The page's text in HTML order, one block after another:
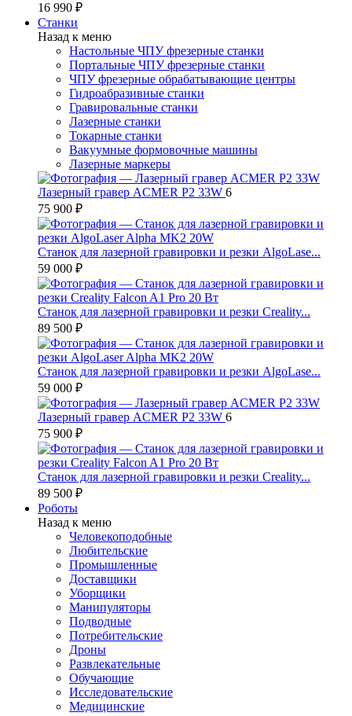
16 990 ₽
Станки
Назад к меню
Настольные ЧПУ фрезерные станки
Портальные ЧПУ фрезерные станки
ЧПУ фрезерные обрабатывающие центры
Гидроабразивные станки
Гравировальные станки
Лазерные станки
Токарные станки
Вакуумные формовочные машины
Лазерные маркеры
Лазерный гравер ACMER P2 33W 6
75 900 ₽
Станок для лазерной гравировки и резки AlgoLase...
59 000 ₽
Станок для лазерной гравировки и резки Creality...
89 500 ₽
Станок для лазерной гравировки и резки AlgoLase...
59 000 ₽
Лазерный гравер ACMER P2 33W 6
75 900 ₽
Станок для лазерной гравировки и резки Creality...
89 500 ₽
Роботы
Назад к меню
Человекоподобные
Любительские
Промышленные
Доставщики
Уборщики
Манипуляторы
Подводные
Потребительские
Дроны
Развлекательные
Обучающие
Исследовательские
Медицинские